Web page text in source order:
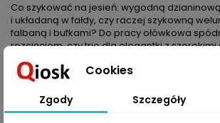
Co szykować na jesień: wygodną
i układaną w fałdy, czy raczej szykowną
falbaną i bufkami? Do pracy ołówkowa
rozcięciem, czy trio dla elegantki z
kardiganem?
A może zacząć od tego, że już będzie
obowiązkowe staje się poncho z kołnierzem
guziki po bokach – można rozłożyć jako
żakiet-kurteczka z kieszeniami – te
Cookies
Zgody Szczegóły